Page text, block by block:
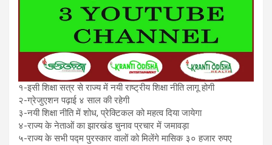
१-इसी शिक्षा सत्र से राज्य में नयी राष्ट्रीय शिक्षा नीति लागू होगी
२-ग्रेजुएशन पढ़ाई ४ साल की रहेगी
३-नयी शिक्षा नीति में शोध, प्रेक्टिकल को महत्व दिया जायेगा
४-राज्य के नेताओं का झारखंड चुनाव प्रचार में जमावड़ा
५-राज्य के सभी पद्म पुरस्कार वालों को मिलेंगे मासिक ३० हजार रुपए